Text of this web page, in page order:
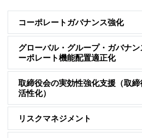
コーポレートガバナンス強化
グローバル・グループ・ガバナン
ーポレート機能配置適正化
取締役会の実効性強化支援（取
活性化）
リスクマネジメント